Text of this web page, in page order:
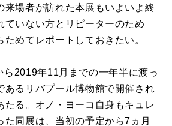
来場者が訪れた本展もいよいよ終
ていない方とリピーターのため
めてレポートしておきたい。
2019年11月までの一年半に渡っ
あるリバプール博物館で開催され
たる。オノ・ヨーコ自身もキュレ
た同展は、当初の予定から7ヵ月